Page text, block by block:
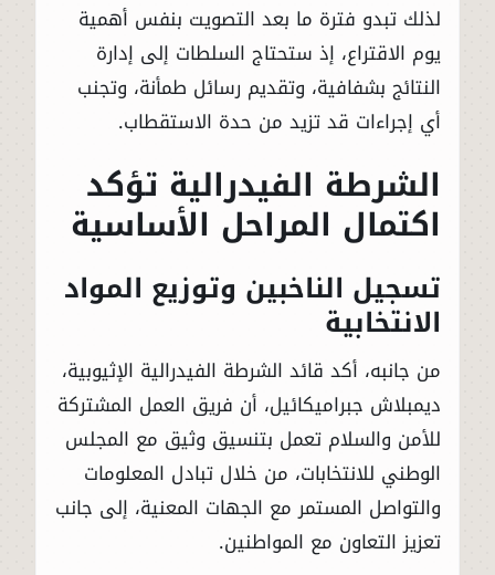
لذلك تبدو فترة ما بعد التصويت بنفس أهمية
يوم الاقتراع، إذ ستحتاج السلطات إلى إدارة
النتائج بشفافية، وتقديم رسائل طمأنة، وتجنب
أي إجراءات قد تزيد من حدة الاستقطاب.
الشرطة الفيدرالية تؤكد
اكتمال المراحل الأساسية
تسجيل الناخبين وتوزيع المواد
الانتخابية
من جانبه، أكد قائد الشرطة الفيدرالية الإثيوبية،
ديمبلاش جبراميكائيل، أن فريق العمل المشتركة
للأمن والسلام تعمل بتنسيق وثيق مع المجلس
الوطني للانتخابات، من خلال تبادل المعلومات
والتواصل المستمر مع الجهات المعنية، إلى جانب
تعزيز التعاون مع المواطنين.